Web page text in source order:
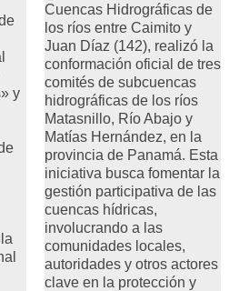
y
Cuencas Hidrográficas de
los ríos entre Caimito y
Juan Díaz (142), realizó la
conformación oficial de tres
comités de subcuencas
hidrográficas de los ríos
Matasnillo, Río Abajo y
Matías Hernández, en la
provincia de Panamá. Esta
iniciativa busca fomentar la
gestión participativa de las
cuencas hídricas,
involucrando a las
comunidades locales,
autoridades y otros actores
clave en la protección y